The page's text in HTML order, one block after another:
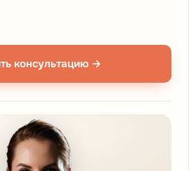
консультацию →